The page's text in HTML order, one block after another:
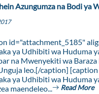
Azungumza na Bodi ya
id="attachment_5185"
ya Udhibiti wa Huduma
na Mwenyekiti wa
leo.[/caption]
ya Udhibiti wa Huduma
maendeleo...
Read More